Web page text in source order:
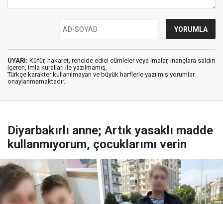
UYARI: Küfür, hakaret, rencide edici cümleler veya imalar, inançlara saldırı
içeren, imla kuralları ile yazılmamış,
Türkçe karakter kullanılmayan ve büyük harflerle yazılmış yorumlar
onaylanmamaktadır.
Diyarbakırlı anne; Artık yasaklı madde
kullanmıyorum, çocuklarımı verin